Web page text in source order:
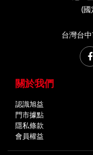
(國
台灣台
關於我們
認識旭益
門市據點
隱私條款
會員權益